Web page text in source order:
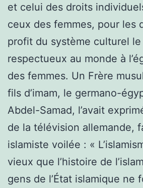
et celui des droits
ceux des femmes, pour les
profit du système culturel le
respectueux au monde à
des femmes. Un Frère
fils d’imam, le germano-
Abdel-Samad, l’avait
de la télévision allemande,
islamiste voilée : «
vieux que l’histoire de
gens de l’État islamique ne